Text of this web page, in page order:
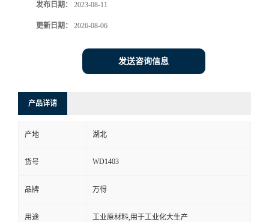
发布日期： 2023-08-11
更新日期： 2026-08-06
发送咨询信息
产品详请
产地 湖北
货号 WD1403
品牌 万得
用途 工业原材料,用于工业化大生产